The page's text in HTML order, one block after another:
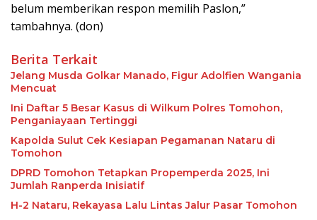
belum memberikan respon memilih Paslon,”
tambahnya. (don)
Berita Terkait
Jelang Musda Golkar Manado, Figur Adolfien Wangania
Mencuat
Ini Daftar 5 Besar Kasus di Wilkum Polres Tomohon,
Penganiayaan Tertinggi
Kapolda Sulut Cek Kesiapan Pegamanan Nataru di
Tomohon
DPRD Tomohon Tetapkan Propemperda 2025, Ini
Jumlah Ranperda Inisiatif
H-2 Nataru, Rekayasa Lalu Lintas Jalur Pasar Tomohon